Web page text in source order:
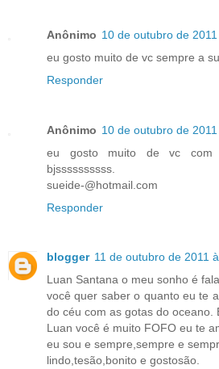
Anônimo 10 de outubro de
eu gosto muito de vc sempre a
Responder
Anônimo 10 de outubro de 2011
eu gosto muito de vc com
bjssssssssss.
sueide-@hotmail.com
Responder
blogger 11 de outubro de 2011
Luan Santana o meu sonho é
você quer saber o quanto eu te
do céu com as gotas do oceano.
Luan você é muito FOFO eu te
eu sou e sempre,sempre e
lindo,tesão,bonito e gostosão.